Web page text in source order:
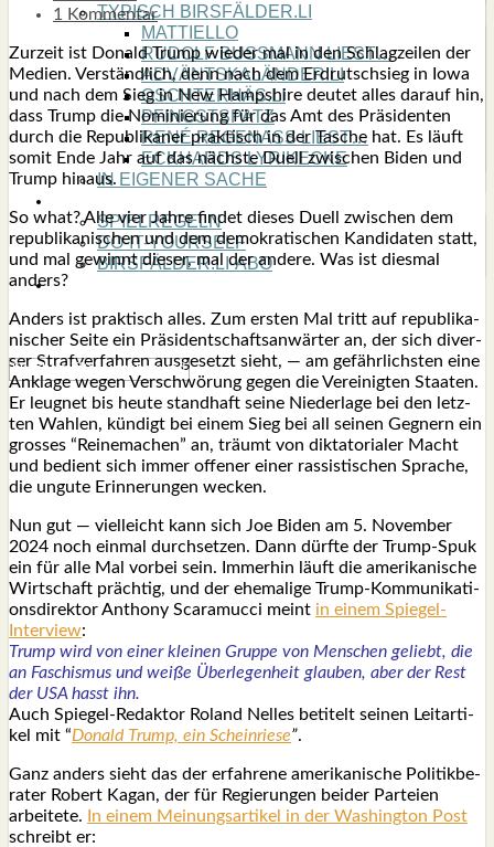
TYPISCH BIRSFÄLDER.LI
MATTIELLO
RUDOLF BUSS­MANN LIEST…
ADVÄNTSKALÄNDER.LI
OSCHTERHÄS.LI
PFINGST­SPATZ
RENÉ REGEN­ASS LIEST…
ECK­HARDS LYRIK­ECKE
IN EIGE­NER SACHE
SPIEL­RE­GELN
DO-IT-YOUR­S­ELF
BIRSFÄLDER.LI-ABO
SHOUT­BOX
1 Kommentar
Zur­zeit ist Donald Trump wie­der mal in den Schlag­zei­len der
Medi­en. Ver­ständ­lich, denn nach dem Erd­rutsch­sieg in Iowa
und nach dem Sieg in New Hamp­shire deu­tet alles dar­auf hin,
dass Trump die Nomi­nie­rung für das Amt des Prä­si­den­ten
durch die Repu­bli­ka­ner prak­tisch in der Tasche hat. Es läuft
somit Ende Jahr auf das nächs­te Duell zwi­schen Biden und
Trump hin­aus.
So what? Alle vier Jah­re fin­det die­ses Duell zwi­schen dem
repu­bli­ka­ni­schen und dem demo­kra­ti­schen Kan­di­da­ten statt,
und mal gewinnt die­ser, mal der ande­re. Was ist dies­mal
anders?
Anders ist prak­tisch alles. Zum ers­ten Mal tritt auf repu­bli­ka­
ni­scher Sei­te ein Prä­si­dent­schafts­an­wär­ter an, der sich diver­
ser Straf­ver­fah­ren aus­ge­setzt sieht, — am gefähr­lichs­ten eine
Ankla­ge wegen Ver­schwö­rung gegen die Ver­ei­nig­ten Staa­ten.
Er leug­net bis heu­te stand­haft sei­ne Nie­der­la­ge bei den letz­
ten Wah­len, kün­digt bei einem Sieg bei all sei­nen Geg­nern ein
gros­ses “Rei­ne­ma­chen” an, träumt von dik­ta­to­ria­ler Macht
und bedient sich immer offe­ner einer ras­sis­ti­schen Spra­che,
die ungu­te Erin­ne­run­gen wecken.
Nun gut — viel­leicht kann sich Joe Biden am 5. Novem­ber
2024 noch ein­mal durch­set­zen. Dann dürf­te der Trump-Spuk
ein für alle Mal vor­bei sein. Immer­hin läuft die ame­ri­ka­ni­sche
Wirt­schaft präch­tig, und der ehe­ma­li­ge Trump-Kom­mu­ni­ka­ti­
ons­di­rek­tor Antho­ny Sca­ramuc­ci meint in einem Spie­gel-
Inter­view:
Trump wird von einer klei­nen Grup­pe von Men­schen geliebt, die
an Faschis­mus und wei­ße Über­le­gen­heit glau­ben, aber der Rest
der USA hasst ihn.
Auch Spie­gel-Redak­tor Roland Nel­les beti­telt sei­nen Leit­ar­ti­
kel mit “Donald Trump, ein Schein­rie­se”.
Ganz anders sieht das der erfah­re­ne ame­ri­ka­ni­sche Poli­tik­be­
ra­ter Robert Kagan, der für Regie­run­gen bei­der Par­tei­en
arbei­te­te.
In einem Mei­nungs­ar­ti­kel in der Washing­ton Post
schreibt er: